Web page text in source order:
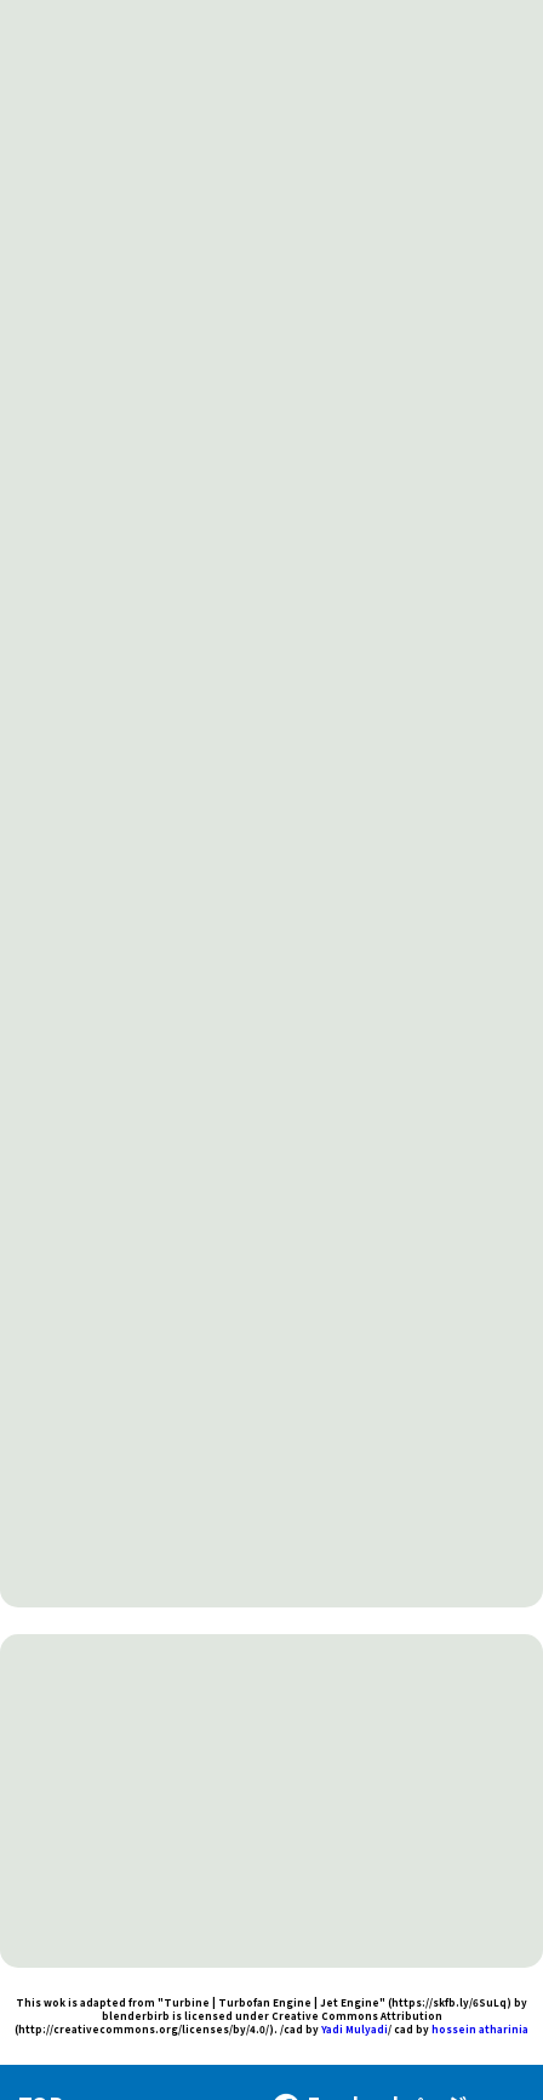
This wok is adapted from "Turbine | Turbofan Engine | Jet Engine" (https://skfb.ly/6SuLq) by
blenderbirb is licensed under Creative Commons Attribution
(http://creativecommons.org/licenses/by/4.0/). /cad byYadi Mulyadi/ cad byhossein atharinia